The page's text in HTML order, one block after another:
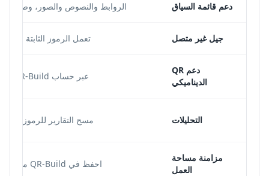
دعم قائمة السياق الروابط والنصوص والصور، وصفحة
جيل غير متصل تعمل الرموز الثابتة بدون
دعم QR
الديناميكي
عبر حساب QR-Build المتصل
التحليلات مسح التقارير للرموز
مزامنة مساحة
العمل
احفظ في QR-Build من المتصفح